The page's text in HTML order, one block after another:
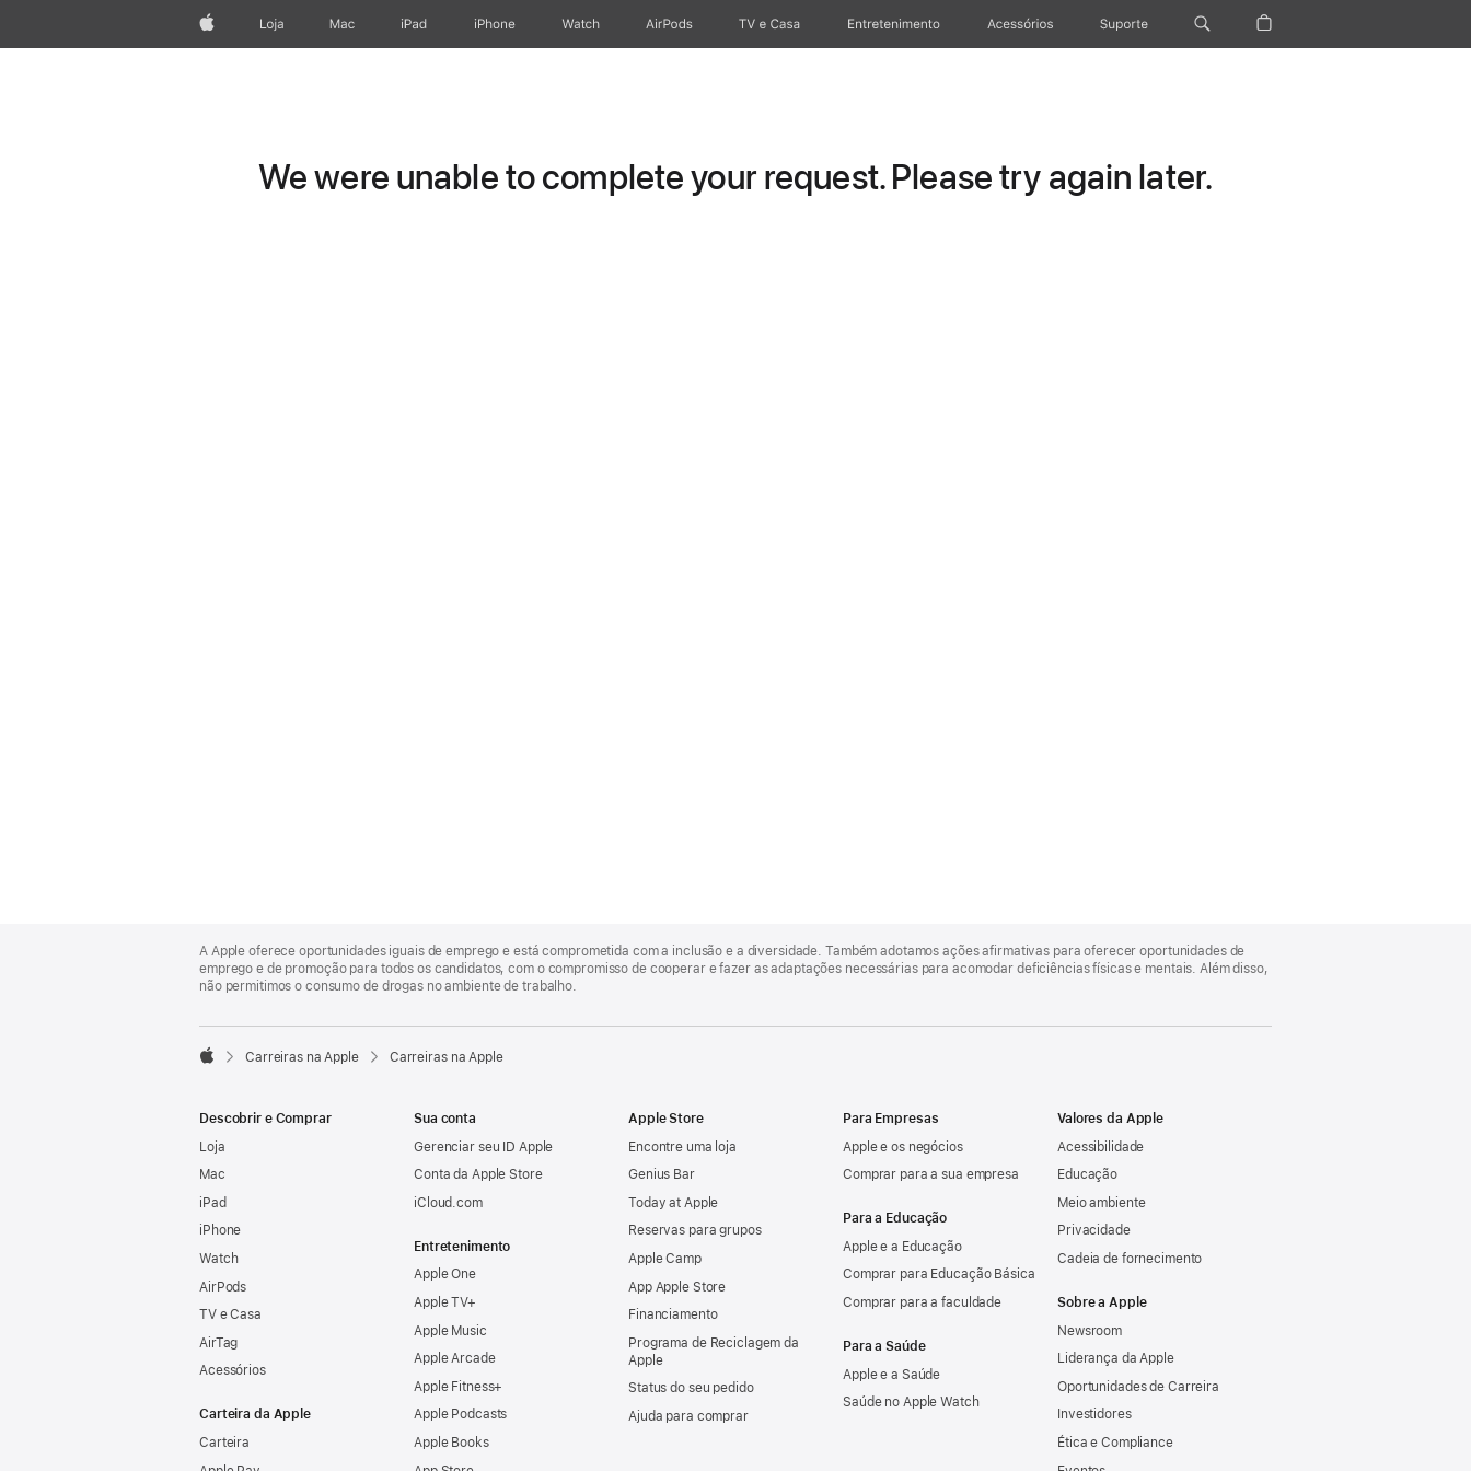
AppleLoja Mac iPad iPhone Apple Watch AirPods TV e Casa Entretenimento Acessórios Suporte
We were unable to complete your request. Please try again later.
Footer
A Apple oferece oportunidades iguais de emprego e está comprometida com a inclusão e a diversidade. Também adotamos ações afirmativas para oferecer oportunidades de
emprego e de promoção para todos os candidatos, com o compromisso de cooperar e fazer as adaptações necessárias para acomodar deficiências físicas e mentais. Além disso,
não permitimos o consumo de drogas no ambiente de trabalho.

Carreiras na Apple Carreiras na Apple
Descobrir e Comprar
Loja
Mac
iPad
iPhone
Watch
AirPods
TV e Casa
AirTag
Acessórios
Carteira da Apple
Carteira
Sua conta
Gerenciar seu ID Apple
Conta da Apple Store
iCloud.com
Entretenimento
Apple One
Apple TV+
Apple Music
Apple Arcade
Apple Fitness+
Apple Podcasts
Apple Books
Apple Store
Encontre uma loja
Genius Bar
Today at Apple
Reservas para grupos
Apple Camp
App Apple Store
Financiamento
Programa de Reciclagem da
Apple
Status do seu pedido
Ajuda para comprar
Para Empresas
Apple e os negócios
Comprar para a sua empresa
Para a Educação
Apple e a Educação
Comprar para Educação Básica
Comprar para a faculdade
Para a Saúde
Apple e a Saúde
Saúde no Apple Watch
Valores da Apple
Acessibilidade
Educação
Meio ambiente
Privacidade
Cadeia de fornecimento
Sobre a Apple
Newsroom
Liderança da Apple
Oportunidades de Carreira
Investidores
Ética e Compliance